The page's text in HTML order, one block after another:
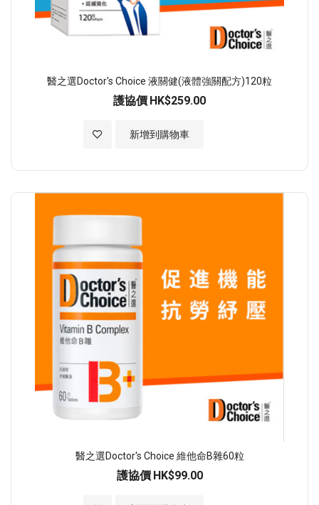
醫之選Doctor's Choice 液關健(液體強關配方)120粒
護協價 HK$259.00
新增到購物車
加入至願望清單
醫之選Doctor's Choice 維他命B雜60粒
護協價 HK$99.00